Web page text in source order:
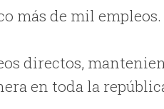
más de mil empleos.
directos,
en toda la